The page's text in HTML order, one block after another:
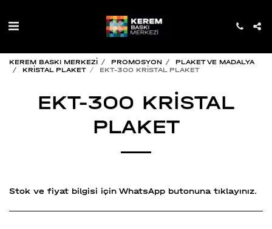
KEREM BASKI MERKEZİ PROMOSYON
PLAKET VE MADALYA
KRİSTAL PLAKET
EKT-300 KRİSTAL PLAKET
EKT-300 KRİSTAL
PLAKET
Stok ve fiyat bilgisi için WhatsApp butonuna tıklayınız.